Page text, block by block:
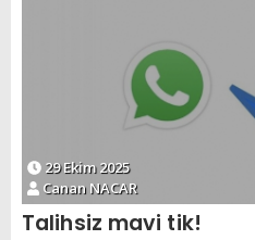
29 Ekim 2025
Canan NACAR
Talihsiz mavi tik!